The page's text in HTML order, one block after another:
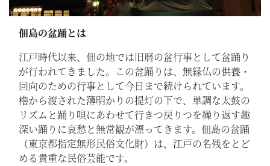
佃島の盆踊とは
江戸時代以来、佃の地では旧暦の盆行事として盆踊り
が行われてきました。この盆踊りは、無縁仏の供養・
回向のための行事として今日まで続けられています。
櫓から渡された薄明かりの提灯の下で、単調な太鼓の
リズムと踊り唄にあわせて行きつ戻りつを繰り返す趣
深い踊りに哀愁と無常観が漂ってきます。佃島の盆踊
（東京都指定無形民俗文化財）は、江戸の名残をとど
める貴重な民俗芸能です。